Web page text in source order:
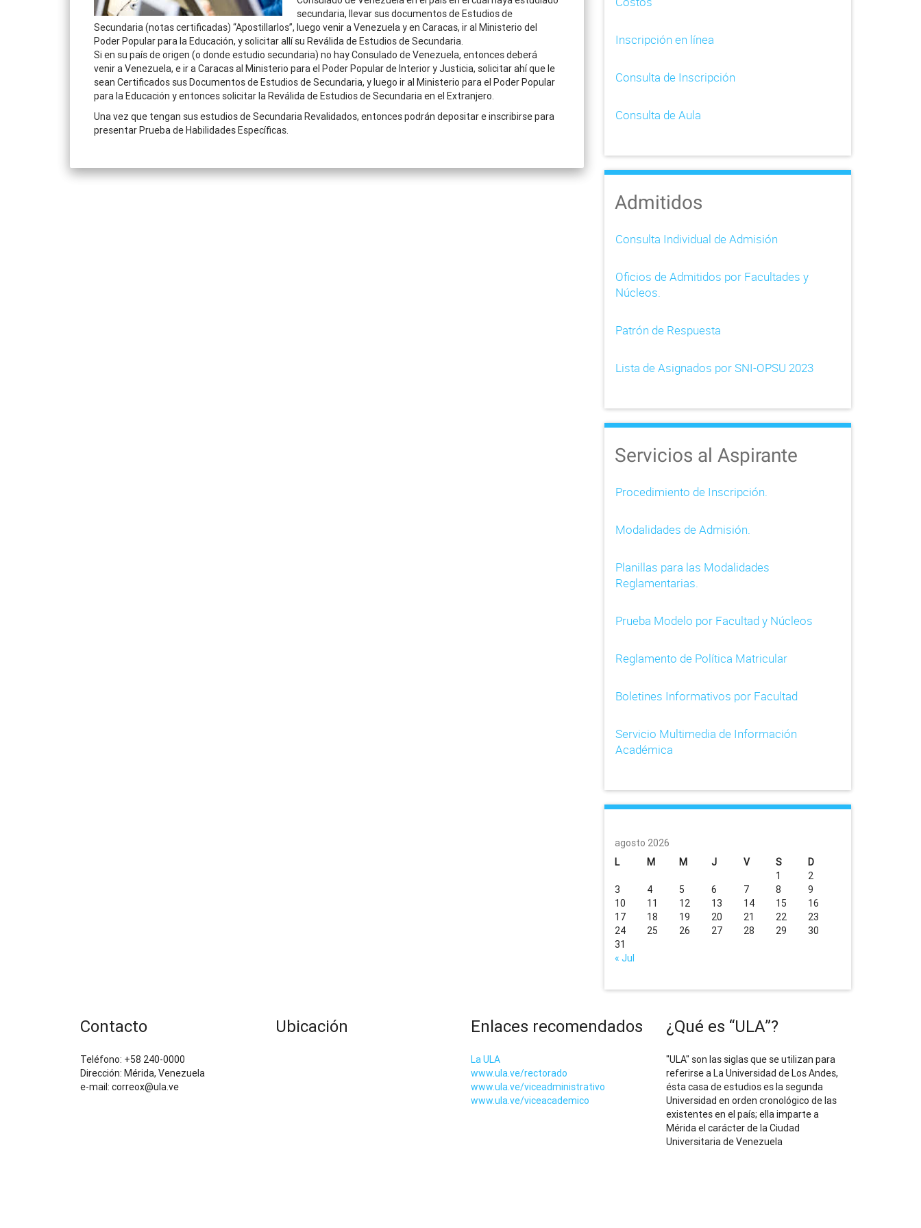
secundaria, llevar sus documentos de Estudios de
Secundaria (notas certificadas) “Apostillarlos”, luego venir a Venezuela y en Caracas, ir al Ministerio del
Poder Popular para la Educación, y solicitar allí su Reválida de Estudios de Secundaria.
Si en su país de origen (o donde estudio secundaria) no hay Consulado de Venezuela, entonces deberá
venir a Venezuela, e ir a Caracas al Ministerio para el Poder Popular de Interior y Justicia, solicitar ahí que le
sean Certificados sus Documentos de Estudios de Secundaria, y luego ir al Ministerio para el Poder Popular
para la Educación y entonces solicitar la Reválida de Estudios de Secundaria en el Extranjero.
Una vez que tengan sus estudios de Secundaria Revalidados, entonces podrán depositar e inscribirse para
presentar Prueba de Habilidades Específicas.
Inscripción en línea
Consulta de Inscripción
Consulta de Aula
Admitidos
Consulta Individual de Admisión
Oficios de Admitidos por Facultades y
Núcleos.
Patrón de Respuesta
Lista de Asignados por SNI-OPSU 2023
Servicios al Aspirante
Procedimiento de Inscripción.
Modalidades de Admisión.
Planillas para las Modalidades
Reglamentarias.
Prueba Modelo por Facultad y Núcleos
Reglamento de Política Matricular
Boletines Informativos por Facultad
Servicio Multimedia de Información
Académica
agosto 2026
L
M M J V S D
« Jul
1
2
3
4 5 6 7 8
9
10
11 12 13 14 15
16
17
18 19 20 21 22
23
24
25 26 27 28 29
30
31
Contacto
Teléfono: +58 240-0000
Dirección: Mérida, Venezuela
e-mail: correox@ula.ve
Ubicación Enlaces recomendados
La ULA
www.ula.ve/rectorado
www.ula.ve/viceadministrativo
www.ula.ve/viceacademico
¿Qué es “ULA”?
"ULA" son las siglas que se utilizan para
referirse a La Universidad de Los Andes,
ésta casa de estudios es la segunda
Universidad en orden cronológico de las
existentes en el país; ella imparte a
Mérida el carácter de la Ciudad
Universitaria de Venezuela